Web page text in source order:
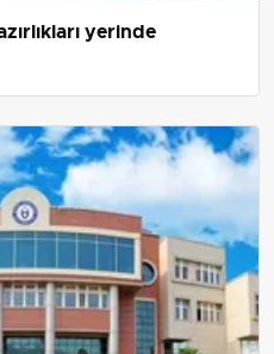
yerinde